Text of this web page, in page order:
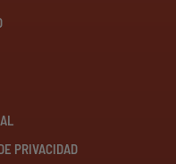
PRIVACIDAD